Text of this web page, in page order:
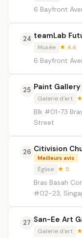
6 Bayfront
24 teamLab
Musée ★ 4.4
6 Bayfront
25 Paint Gallery
Galerie d'art
Blk #01-73
Street
26 Citivision
Meilleurs avis
Église ★ 5
Bras Basah
#02-23,
27 San-Ee Art
Galerie d'art